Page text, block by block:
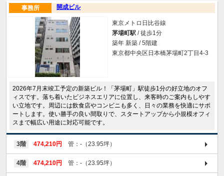
開成ビル
事務所
東京メトロ日比谷線
茅場町駅 / 徒歩1分
築年 新築 / 5階建
東京都中央区日本橋茅場町2丁目4-3
2026年7月末竣工予定の新築ビル！「茅場町」駅徒歩1分の好立地のオフ
ィスです。落ち着いたビジネスエリアに位置し、来客時のご案内もしやす
い立地です。周辺には飲食店やコンビニも多く、日々の業務を快適にサポ
ートします。使い勝手の良い間取りで、スタートアップから小規模オフィ
スまで幅広い用途に対応可能です。
3階 474,210円 管：-（23.95坪）
4階 474,210円 管：-（23.95坪）